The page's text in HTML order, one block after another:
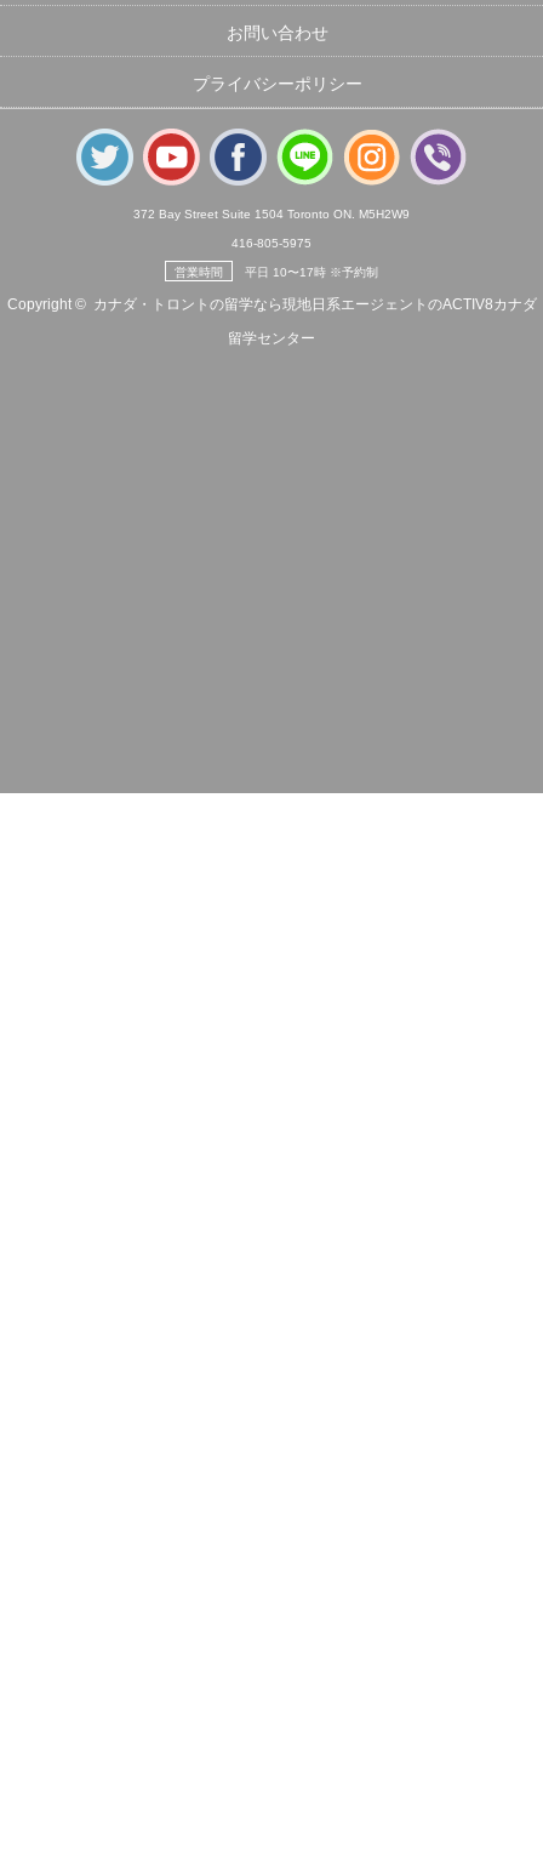
お問い合わせ
プライバシーポリシー
372 Bay Street Suite 1504 Toronto ON. M5H2W9
416-805-5975
営業時間 平日 10〜17時 ※予約制
Copyright © カナダ・トロントの留学なら現地日系エージェントのACTIV8カナダ
留学センター